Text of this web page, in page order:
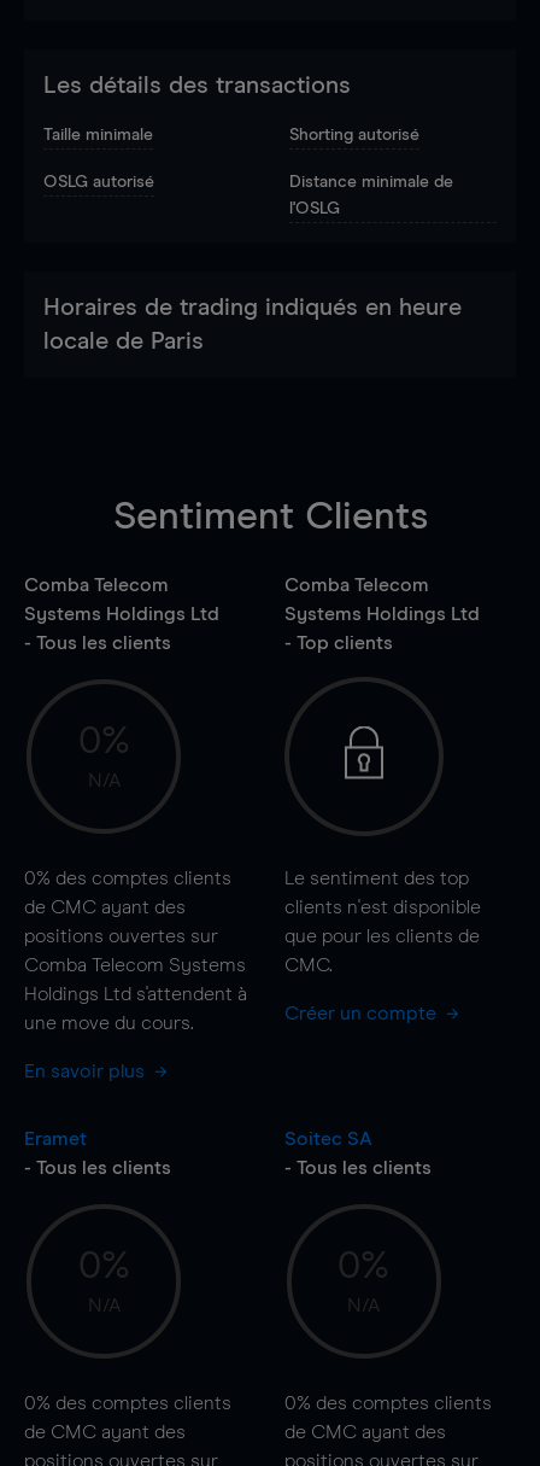
Les détails des transactions
Taille minimale Shorting autorisé
OSLG autorisé
Distance minimale de
l'OSLG
Horaires de trading indiqués en heure
locale de Paris
Sentiment Clients
Comba Telecom
Systems Holdings Ltd
- Tous les clients
0%
N/A
0% des comptes clients
de CMC ayant des
positions ouvertes sur
Comba Telecom Systems
Holdings Ltd s'attendent à
une move du cours.
En savoir plus
Comba Telecom
Systems Holdings Ltd
- Top clients
Le sentiment des top
clients n'est disponible
que pour les clients de
CMC.
Créer un compte
Eramet
- Tous les clients
0%
N/A
0% des comptes clients
de CMC ayant des
positions ouvertes sur
Soitec SA
- Tous les clients
0%
N/A
0% des comptes clients
de CMC ayant des
positions ouvertes sur